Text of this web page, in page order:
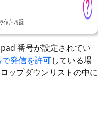
番号が設定されてい
発信を許可している場
ップダウンリストの中に